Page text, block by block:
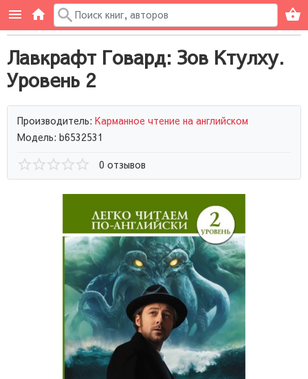
Лавкрафт Говард: Зов Ктулху.
Уровень 2
Производитель: Карманное чтение на английском
Модель: b6532531
0 отзывов